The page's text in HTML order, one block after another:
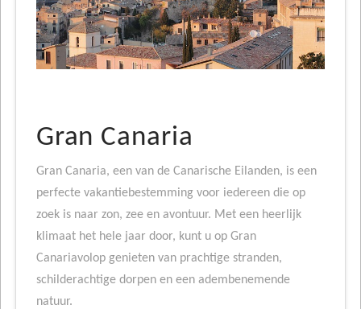
Gran Canaria
Gran Canaria, een van de Canarische Eilanden, is een
perfecte vakantiebestemming voor iedereen die op
zoek is naar zon, zee en avontuur. Met een heerlijk
klimaat het hele jaar door, kunt u op Gran
Canariavolop genieten van prachtige stranden,
schilderachtige dorpen en een adembenemende
natuur.